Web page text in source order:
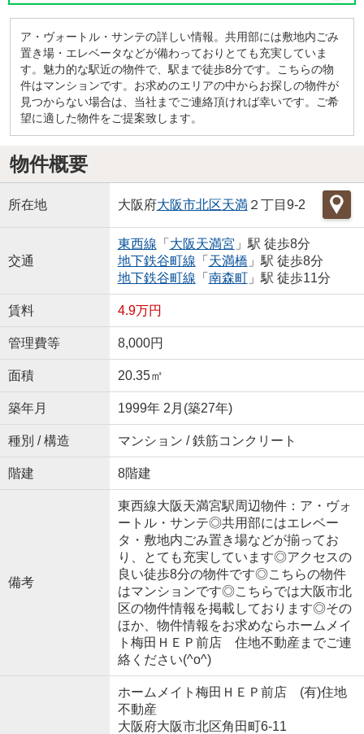
ア・ヴォートル・サンテの詳しい情報。共用部には敷地内ごみ
置き場・エレベータなどが備わっておりとても充実していま
す。魅力的な駅近の物件で、駅まで徒歩8分です。こちらの物
件はマンションです。お求めのエリアの中からお探しの物件が
見つからない場合は、当社までご連絡頂ければ幸いです。ご希
望に適した物件をご提案致します。
物件概要
所在地 大阪府大阪市北区天満２丁目9-2
交通
東西線 「 大阪天満宮 」駅 徒歩8分
地下鉄谷町線 「 天満橋 」駅 徒歩8分
地下鉄谷町線 「 南森町」駅 徒歩11分
賃料 4.9万円
管理費等 8,000円
面積 20.35㎡
築年月 1999年 2月(築27年)
種別 / 構造 マンション / 鉄筋コンクリート
階建 8階建
備考
東西線大阪天満宮駅周辺物件：ア・ヴォ
ートル・サンテ◎共用部にはエレベー
タ・敷地内ごみ置き場などが揃ってお
り、とても充実しています◎アクセスの
良い徒歩8分の物件です◎こちらの物件
はマンションです◎こちらでは大阪市北
区の物件情報を掲載しております◎その
ほか、物件情報をお求めならホームメイ
ト梅田ＨＥＰ前店 住地不動産までご連
絡ください(^o^)
ホームメイト梅田ＨＥＰ前店 (有)住地
不動産
大阪府大阪市北区角田町6-11